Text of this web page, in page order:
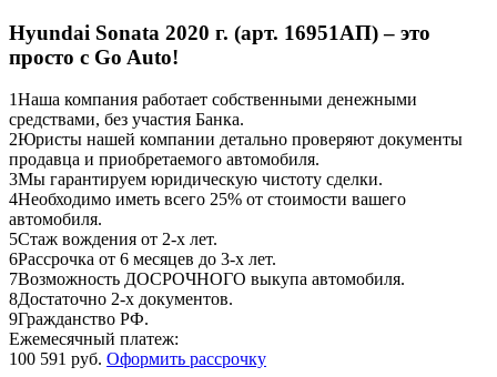
Hyundai Sonata 2020 г. (арт. 16951АП) – это
просто с Go Auto!
1Наша компания работает собственными денежными
средствами, без участия Банка.
2Юристы нашей компании детально проверяют документы
продавца и приобретаемого автомобиля.
3Мы гарантируем юридическую чистоту сделки.
4Необходимо иметь всего 25% от стоимости вашего
автомобиля.
5Стаж вождения от 2-х лет.
6Рассрочка от 6 месяцев до 3-х лет.
7Возможность ДОСРОЧНОГО выкупа автомобиля.
8Достаточно 2-х документов.
9Гражданство РФ.
Ежемесячный платеж:
100 591 руб. Оформить рассрочку